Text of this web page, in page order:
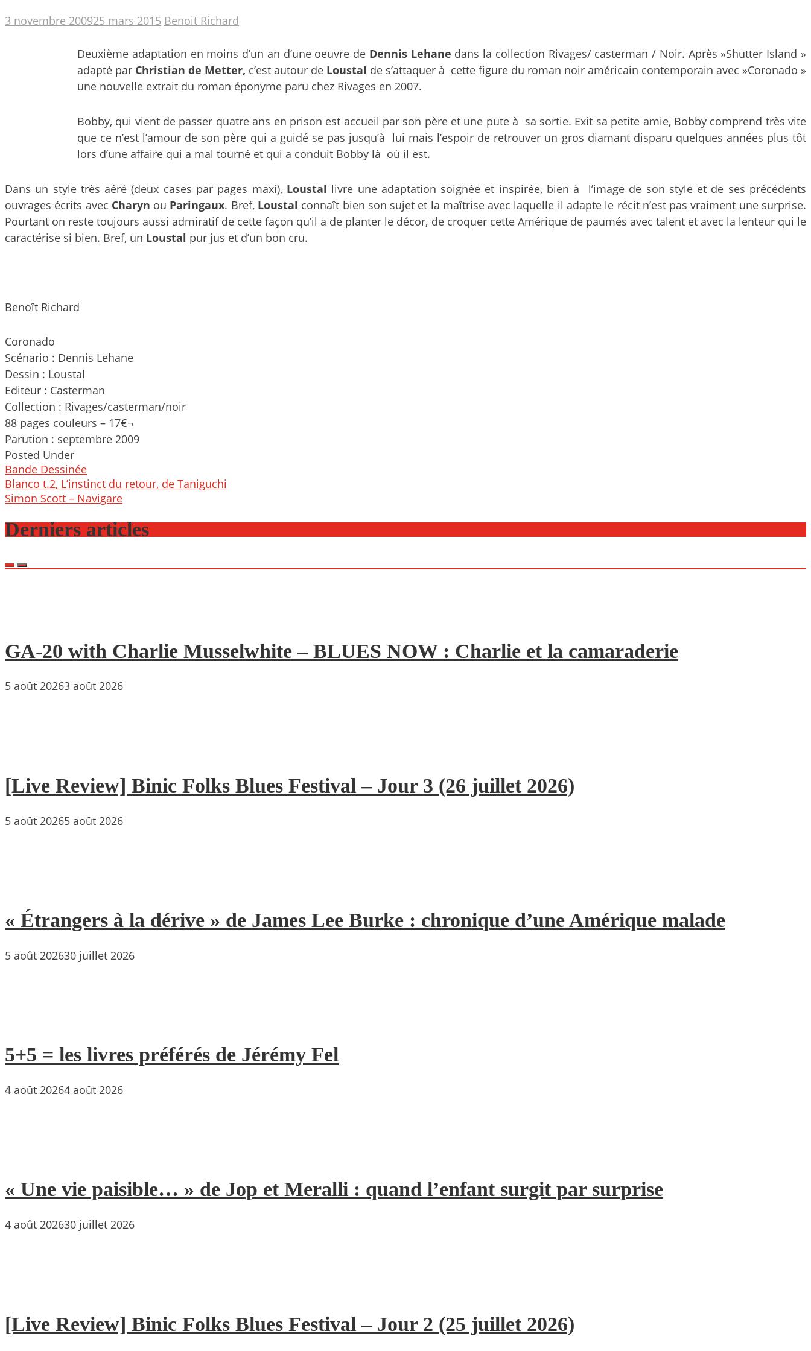
3 novembre 200925 mars 2015 Benoit Richard
Deuxième adaptation en moins d’un an d’une oeuvre de Dennis Lehane dans la collection Rivages/ casterman / Noir. Après »Shutter Island »
adapté par Christian de Metter, c’est autour de Loustal de s’attaquer à cette figure du roman noir américain contemporain avec »Coronado »
une nouvelle extrait du roman éponyme paru chez Rivages en 2007.
Bobby, qui vient de passer quatre ans en prison est accueil par son père et une pute à sa sortie. Exit sa petite amie, Bobby comprend très vite
que ce n’est l’amour de son père qui a guidé se pas jusqu’à lui mais l’espoir de retrouver un gros diamant disparu quelques années plus tôt
lors d’une affaire qui a mal tourné et qui a conduit Bobby là où il est.
Dans un style très aéré (deux cases par pages maxi), Loustal livre une adaptation soignée et inspirée, bien à l’image de son style et de ses précédents
ouvrages écrits avec Charyn ou Paringaux. Bref, Loustal connaît bien son sujet et la maîtrise avec laquelle il adapte le récit n’est pas vraiment une surprise.
Pourtant on reste toujours aussi admiratif de cette façon qu’il a de planter le décor, de croquer cette Amérique de paumés avec talent et avec la lenteur qui le
caractérise si bien. Bref, un Loustal pur jus et d’un bon cru.
Benoît Richard
Coronado
Scénario : Dennis Lehane
Dessin : Loustal
Editeur : Casterman
Collection : Rivages/casterman/noir
88 pages couleurs – 17€¬
Parution : septembre 2009
Posted Under
Bande Dessinée
Post
navigation
Blanco t.2, L’instinct du retour, de Taniguchi
Simon Scott – Navigare
Derniers articles
GA-20 with Charlie Musselwhite – BLUES NOW : Charlie et la camaraderie
5 août 20263 août 2026
[Live Review] Binic Folks Blues Festival – Jour 3 (26 juillet 2026)
5 août 20265 août 2026
« Étrangers à la dérive » de James Lee Burke : chronique d’une Amérique malade
5 août 202630 juillet 2026
5+5 = les livres préférés de Jérémy Fel
4 août 20264 août 2026
« Une vie paisible… » de Jop et Meralli : quand l’enfant surgit par surprise
4 août 202630 juillet 2026
[Live Review] Binic Folks Blues Festival – Jour 2 (25 juillet 2026)